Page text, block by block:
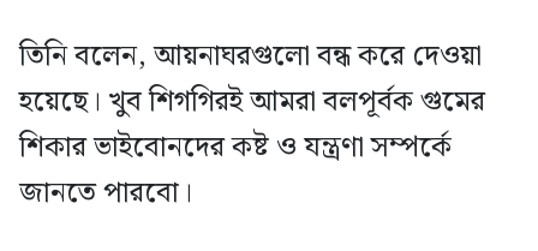
তিনি বলেন, আয়নাঘরগুলো বন্ধ করে দেওয়া
হয়েছে। খুব শিগগিরই আমরা বলপূর্বক গুমের
শিকার ভাইবোনদের কষ্ট ও যন্ত্রণা সম্পর্কে
জানতে পারবো।